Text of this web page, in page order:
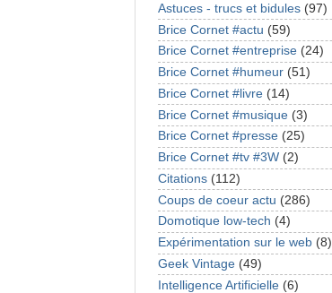
Astuces - trucs et bidules (97)
Brice Cornet #actu (59)
Brice Cornet #entreprise (24)
Brice Cornet #humeur (51)
Brice Cornet #livre (14)
Brice Cornet #musique (3)
Brice Cornet #presse (25)
Brice Cornet #tv #3W (2)
Citations (112)
Coups de coeur actu (286)
Domotique low-tech (4)
Expérimentation sur le web (8)
Geek Vintage (49)
Intelligence Artificielle (6)